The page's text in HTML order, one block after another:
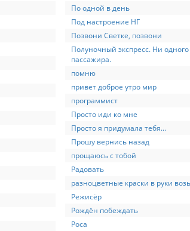
По одной в день
Под настроение НГ
Позвони Светке, позвони
Полуночный экспресс. Ни одного
пассажира.
помню
привет доброе утро мир
программист
Просто иди ко мне
Просто я придумала тебя...
Прошу вернись назад
прощаюсь с тобой
Радовать
разноцветные краски в руки
Режисёр
Рождён побеждать
Роса